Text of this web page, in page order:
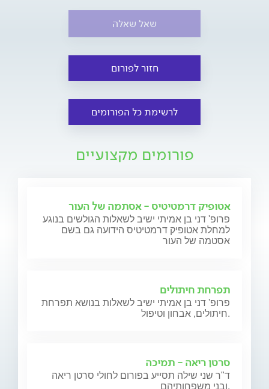
שאל שאלה
חזור לפורום
לרשימת כל הפורומים
פורומים מקצועיים
אטופיק דרמטיטיס - אסתמה של העור
פרופ' דני בן אמיתי ישיב לשאלות הגולשים בנוגע
למחלת אטופיק דרמטיטיס הידועה גם בשם
אסטמה של העור
תפרחת חיתולים
פרופ' דני בן אמיתי ישיב לשאלות בנושא תפרחת
חיתולים, אבחון וטיפול.
סרטן ריאה - תמיכה
ד"ר שני שילה תסייע בפורום לחולי סרטן ריאה
ובני משפחותיהם.